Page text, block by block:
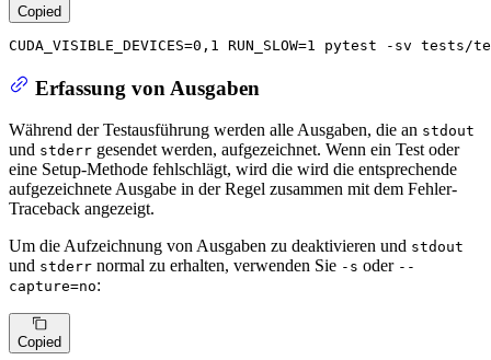
Copied
CUDA_VISIBLE_DEVICES=0,1 RUN_SLOW=1 pytest -sv
Erfassung von Ausgaben
Während der Testausführung werden alle Ausgaben, die an stdout
und stderr gesendet werden, aufgezeichnet. Wenn ein Test oder
eine Setup-Methode fehlschlägt, wird die wird die entsprechende
aufgezeichnete Ausgabe in der Regel zusammen mit dem Fehler-
Traceback angezeigt.
Um die Aufzeichnung von Ausgaben zu deaktivieren und stdout
und stderr normal zu erhalten, verwenden Sie -s oder --
capture=no:
Copied